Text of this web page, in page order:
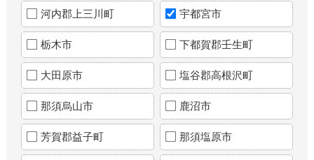
河内郡上三川町 宇都宮市
栃木市 下都賀郡壬生町
大田原市 塩谷郡高根沢町
那須烏山市 鹿沼市
芳賀郡益子町 那須塩原市